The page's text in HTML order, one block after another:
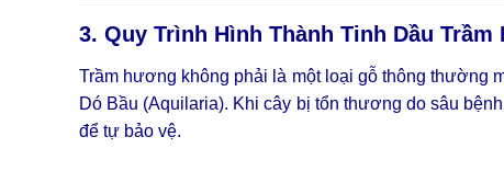
3. Quy Trình Hình Thành Tinh Dầu Trầm
Trầm hương không phải là một loại gỗ thông thường
Dó Bầu (Aquilaria). Khi cây bị tổn thương do sâu
để tự bảo vệ.